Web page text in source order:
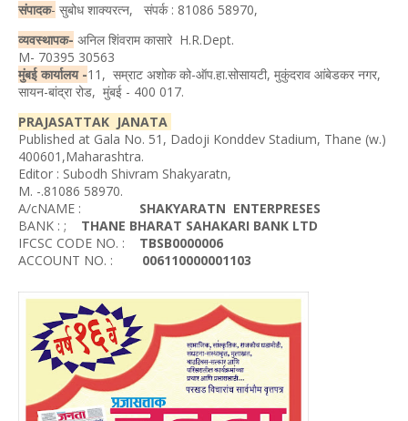
संपादक- सुबोध शाक्यरत्न, संपर्क : 81086 58970,
व्यवस्थापक- अनिल शिंवराम कासारे H.R.Dept.
M- 70395 30563
मुंबई कार्यालय -11, सम्राट अशोक को-ऑप.हा.सोसायटी, मुकुंदराव आंबेडकर नगर,
सायन-बांद्रा रोड, मुंबई - 400 017.
PRAJASATTAK JANATA
Published at Gala No. 51, Dadoji Konddev Stadium, Thane (w.)
400601,Maharashtra.
Editor : Subodh Shivram Shakyaratn,
M. -.81086 58970.
A/cNAME : SHAKYARATN ENTERPRESES
BANK : ; THANE BHARAT SAHAKARI BANK LTD
IFCSC CODE NO. : TBSB0000006
ACCOUNT NO. : 006110000001103